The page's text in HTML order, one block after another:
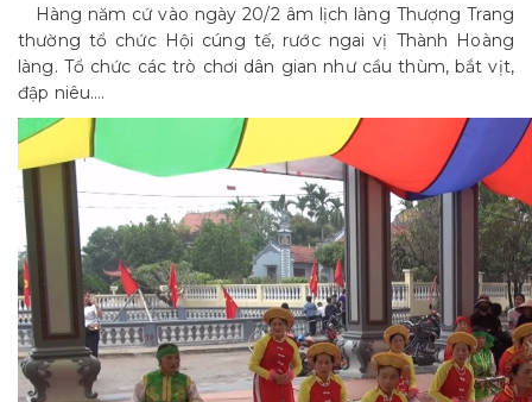
Hàng năm cứ vào ngày 20/2 âm lịch làng Thượng Trang
thường tổ chức Hội cúng tế, rước ngai vị Thành Hoàng
làng. Tổ chức các trò chơi dân gian như cầu thùm, bắt vịt,
đập niêu….